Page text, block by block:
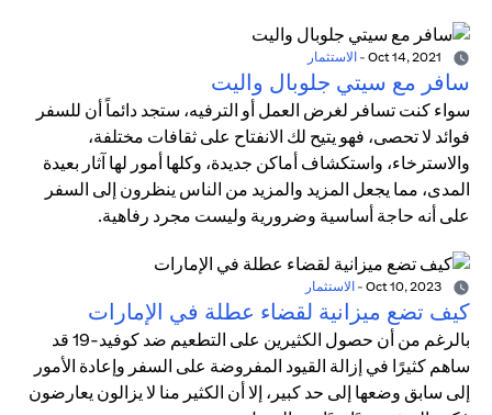
- الاستثمار
سافر مع سيتي جلوبال واليت
سواء كنت تسافر لغرض العمل أو الترفيه، ستجد دائماً أن للسفر
فوائد لا تحصى، فهو يتيح لك الانفتاح على ثقافات مختلفة،
والاسترخاء، واستكشاف أماكن جديدة، وكلها أمور لها آثار بعيدة
المدى، مما يجعل المزيد والمزيد من الناس ينظرون إلى السفر
على أنه حاجة أساسية وضرورية وليست مجرد رفاهية.
- الاستثمار
كيف تضع ميزانية لقضاء عطلة في الإمارات
بالرغم من أن حصول الكثيرين على التطعيم ضد كوفيد-19 قد
ساهم كثيرًا في إزالة القيود المفروضة على السفر وإعادة الأمور
إلى سابق وضعها إلى حد كبير، إلا أن الكثير منا لا يزالون يعارضون